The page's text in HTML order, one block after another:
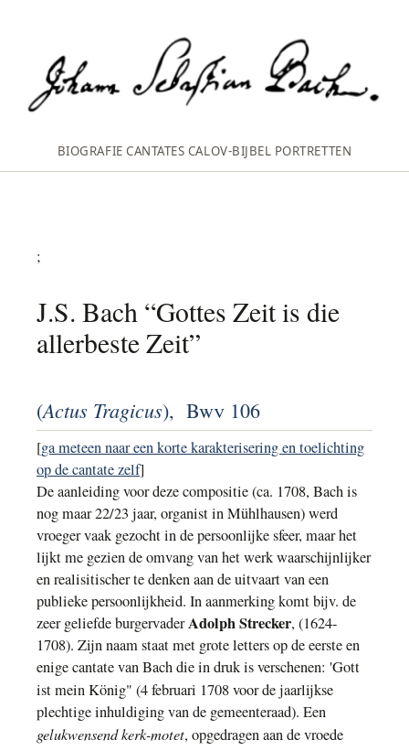
BIOGRAFIE CANTATES CALOV‑BIJBEL PORTRETTEN
;
J.S. Bach “Gottes Zeit is die
allerbeste Zeit”
(Actus Tragicus), Bwv 106
[ga meteen naar een korte karakterisering en toelichting
op de cantate zelf]
De aanleiding voor deze compositie (ca. 1708, Bach is
nog maar 22/23 jaar, organist in Mühlhausen) werd
vroeger vaak gezocht in de persoonlijke sfeer, maar het
lijkt me gezien de omvang van het werk waarschijnlijker
en realisitischer te denken aan de uitvaart van een
publieke persoonlijkheid. In aanmerking komt bijv. de
zeer geliefde burgervaderAdolph Strecker, (1624-
1708). Zijn naam staat met grote letters op de eerste en
enige cantate van Bach die in druk is verschenen: 'Gott
ist mein König" (4 februari 1708voor de jaarlijkse
plechtige inhuldiging van de gemeenteraad). Een
gelukwensend kerk-motet, opgedragen aan de vroede